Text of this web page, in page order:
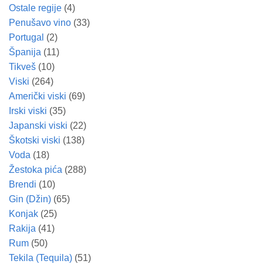
Ostale regije (4)
Penušavo vino (33)
Portugal (2)
Španija (11)
Tikveš (10)
Viski (264)
Američki viski (69)
Irski viski (35)
Japanski viski (22)
Škotski viski (138)
Voda (18)
Žestoka pića (288)
Brendi (10)
Gin (Džin) (65)
Konjak (25)
Rakija (41)
Rum (50)
Tekila (Tequila) (51)